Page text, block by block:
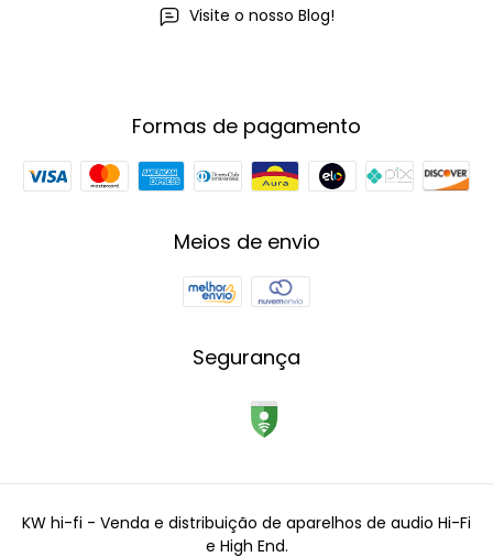
Visite o nosso Blog!
Formas de pagamento
Meios de envio
Segurança
KW hi-fi - Venda e distribuição de aparelhos de audio Hi-Fi
e High End.